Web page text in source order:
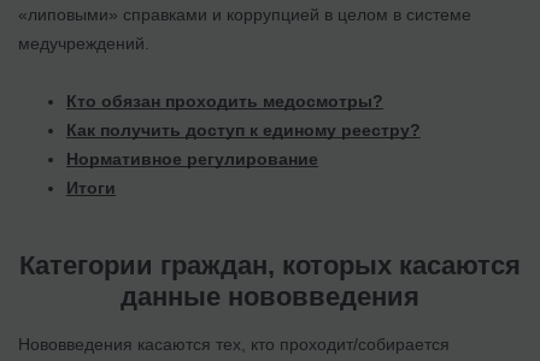
«липовыми» справками и коррупцией в целом в системе
медучреждений.
Кто обязан проходить медосмотры?
Как получить доступ к единому реестру?
Нормативное регулирование
Итоги
Категории граждан, которых касаются
данные нововведения
Нововведения касаются тех, кто проходит/собирается